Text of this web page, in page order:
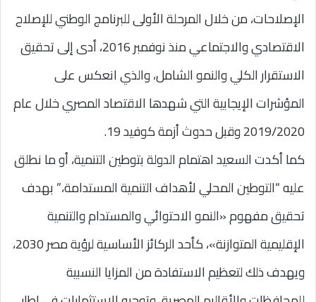
الإصلاحات، من خلال المرحلة الأولى للبرنامج الوطني للإصلاح
الاقتصادي والاجتماعي منذ نوفمبر 2016، أدى إلى تحقيق
الاستقرار الكلي والنمو الشامل، والذي انعكس على
المؤشرات الإيجابية التي شهدها الاقتصاد المصري خلال عام
2019/2020 وقبل حدوث أزمة كوفيد 19.
كما أكدت السعيد اهتمام الدولة بتوطين التنمية، أو ما نطلق
عليه “التوطين المحلي لأهداف التنمية المستدامة،” بهدف
تحقيق مفهوم «النمو الاحتوائي والمستدام والتنمية
الإقليمية المتوازنة»، كأحد الركائز الأساسية لرؤية مصر 2030،
ويهدف ذلك لتعظيم الاستفادة من المزايا النسبية